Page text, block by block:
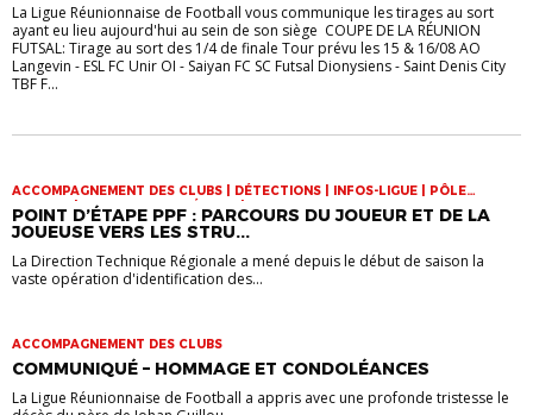
La Ligue Réunionnaise de Football vous communique les tirages au sort
ayant eu lieu aujourd'hui au sein de son siège COUPE DE LA RÉUNION
FUTSAL: Tirage au sort des 1/4 de finale Tour prévu les 15 & 16/08 AO
Langevin - ESL FC Unir OI - Saiyan FC SC Futsal Dionysiens - Saint Denis City
TBF F...
ACCOMPAGNEMENT DES CLUBS | DÉTECTIONS | INFOS-LIGUE | PÔLE
ESPOIRS | SPORT-ETUDE FÉMININ | VIE DES CLUBS
POINT D’ÉTAPE PPF : PARCOURS DU JOUEUR ET DE LA
JOUEUSE VERS LES STRU...
La Direction Technique Régionale a mené depuis le début de saison la
vaste opération d'identification des...
ACCOMPAGNEMENT DES CLUBS
COMMUNIQUÉ – HOMMAGE ET CONDOLÉANCES
La Ligue Réunionnaise de Football a appris avec une profonde tristesse le